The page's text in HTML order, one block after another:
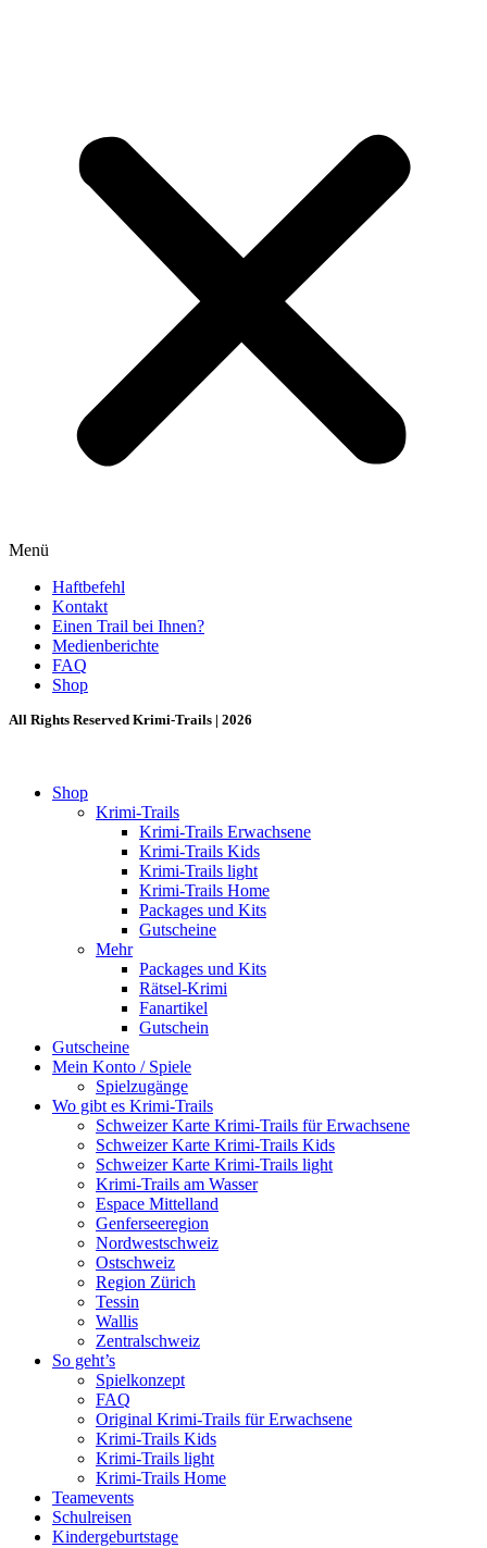
Menü
Haftbefehl
Kontakt
Einen Trail bei Ihnen?
Medienberichte
FAQ
Shop
All Rights Reserved Krimi-Trails | 2026
Shop
Krimi-Trails
Krimi-Trails Erwachsene
Krimi-Trails Kids
Krimi-Trails light
Krimi-Trails Home
Packages und Kits
Gutscheine
Mehr
Packages und Kits
Rätsel-Krimi
Fanartikel
Gutschein
Gutscheine
Mein Konto / Spiele
Spielzugänge
Wo gibt es Krimi-Trails
Schweizer Karte Krimi-Trails für Erwachsene
Schweizer Karte Krimi-Trails Kids
Schweizer Karte Krimi-Trails light
Krimi-Trails am Wasser
Espace Mittelland
Genferseeregion
Nordwestschweiz
Ostschweiz
Region Zürich
Tessin
Wallis
Zentralschweiz
So geht’s
Spielkonzept
FAQ
Original Krimi-Trails für Erwachsene
Krimi-Trails Kids
Krimi-Trails light
Krimi-Trails Home
Teamevents
Schulreisen
Kindergeburtstage